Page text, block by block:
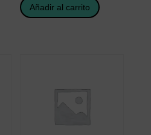
Añadir al carrito